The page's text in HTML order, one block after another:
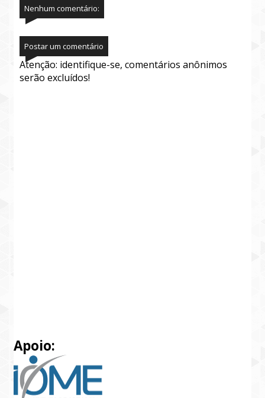
Nenhum comentário:
Postar um comentário
Atenção: identifique-se, comentários anônimos
serão excluídos!
Apoio: